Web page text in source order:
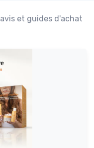
et guides d'achat